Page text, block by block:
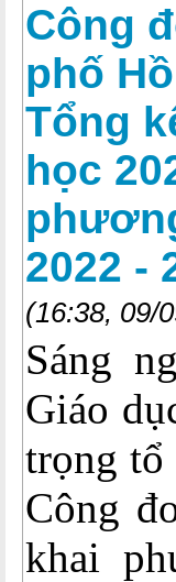
Công
phố
Tổng
học
2022 -
(16:38, 09/
Sáng
Giáo
trọng tổ
Công
khai